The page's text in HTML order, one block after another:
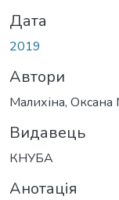
Дата
2019
Автори
Малихіна, Оксана
Видавець
КНУБА
Анотація